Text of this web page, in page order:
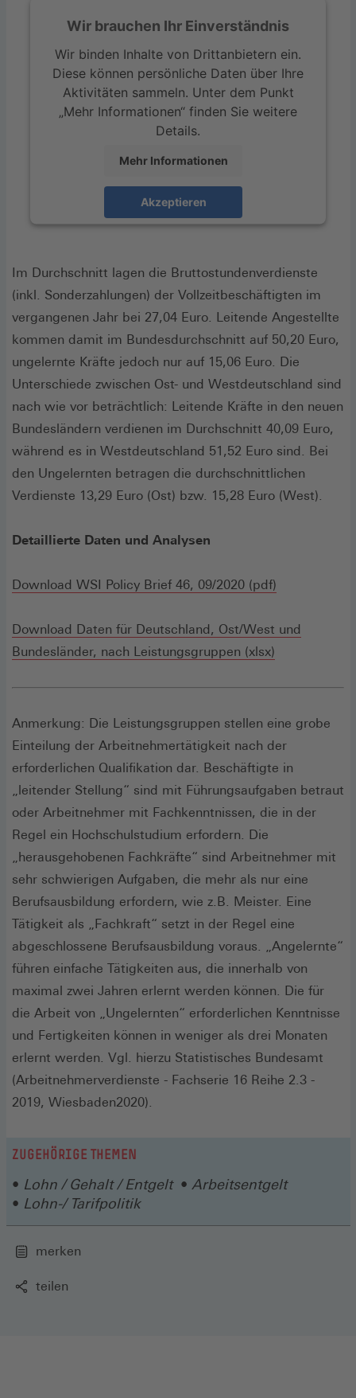
Wir brauchen Ihr Einverständnis
Wir binden Inhalte von Drittanbietern ein.
Diese können persönliche Daten über Ihre
Aktivitäten sammeln. Unter dem Punkt
„Mehr Informationen“ finden Sie weitere
Details.
Mehr Informationen
Akzeptieren
Im Durchschnitt lagen die Bruttostundenverdienste
(inkl. Sonderzahlungen) der Vollzeitbeschäftigten im
vergangenen Jahr bei 27,04 Euro. Leitende Angestellte
kommen damit im Bundesdurchschnitt auf 50,20 Euro,
ungelernte Kräfte jedoch nur auf 15,06 Euro. Die
Unterschiede zwischen Ost- und Westdeutschland sind
nach wie vor beträchtlich: Leitende Kräfte in den neuen
Bundesländern verdienen im Durchschnitt 40,09 Euro,
während es in Westdeutschland 51,52 Euro sind. Bei
den Ungelernten betragen die durchschnittlichen
Verdienste 13,29 Euro (Ost) bzw. 15,28 Euro (West).
Detaillierte Daten und Analysen
Download WSI Policy Brief 46, 09/2020 (pdf)
einem
Download Daten für Deutschland, Ost/West und
Bundesländer, nach Leistungsgruppen (xlsx)
neuen
Fenster)
Anmerkung: Die Leistungsgruppen stellen eine grobe
Einteilung der Arbeitnehmertätigkeit nach der
erforderlichen Qualifikation dar. Beschäftigte in
„leitender Stellung“ sind mit Führungsaufgaben betraut
oder Arbeitnehmer mit Fachkenntnissen, die in der
Regel ein Hochschulstudium erfordern. Die
„herausgehobenen Fachkräfte“ sind Arbeitnehmer mit
sehr schwierigen Aufgaben, die mehr als nur eine
Berufsausbildung erfordern, wie z.B. Meister. Eine
Tätigkeit als „Fachkraft“ setzt in der Regel eine
abgeschlossene Berufsausbildung voraus. „Angelernte“
führen einfache Tätigkeiten aus, die innerhalb von
maximal zwei Jahren erlernt werden können. Die für
die Arbeit von „Ungelernten“ erforderlichen Kenntnisse
und Fertigkeiten können in weniger als drei Monaten
erlernt werden. Vgl. hierzu Statistisches Bundesamt
(Arbeitnehmerverdienste - Fachserie 16 Reihe 2.3 -
2019, Wiesbaden2020).
ZUGEHÖRIGE THEMEN
Lohn / Gehalt / Entgelt
Arbeitsentgelt
Lohn-/ Tarifpolitik
merken
teilen